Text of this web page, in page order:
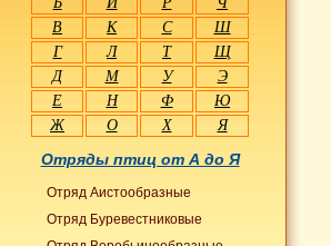
В
К С
Ш
Г
Л Т
Щ
Д
М У
Э
Е
Н Ф
Ю
Ж
О Х Я
Отряды птиц от А до Я
Отряд Аистообразные
Отряд Буревестниковые